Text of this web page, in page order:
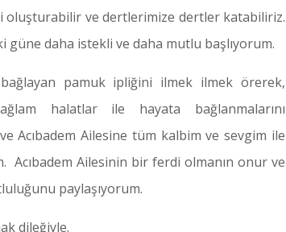
oluşturabilir ve dertlerimize dertler katabiliriz.
güne daha istekli ve daha mutlu başlıyorum.
bağlayan pamuk ipliğini ilmek ilmek örerek,
halatlar ile hayata bağlanmalarını
Acıbadem Ailesine tüm kalbim ve sevgim ile
Acıbadem Ailesinin bir ferdi olmanın onur ve
paylaşıyorum.
dileğiyle.